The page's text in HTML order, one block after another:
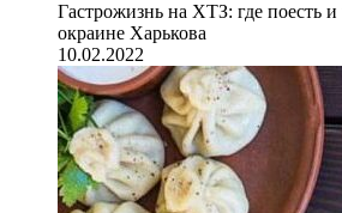
Гастрожизнь на ХТЗ: где поесть
окраине Харькова
10.02.2022